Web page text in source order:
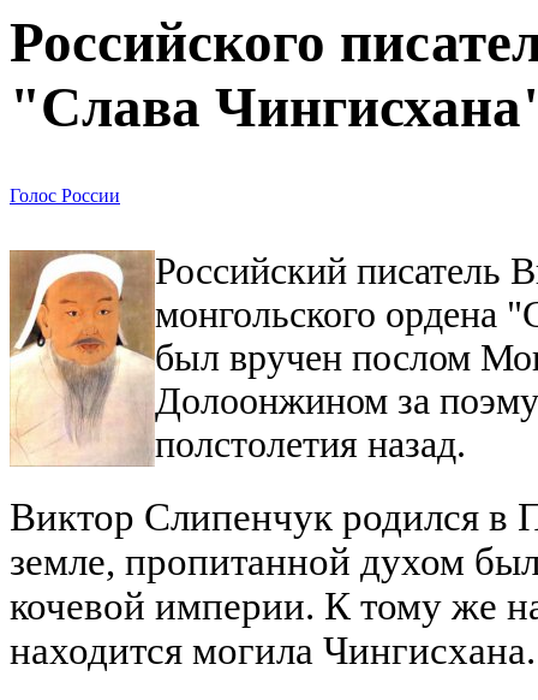
Российского
"Слава
Голос России
Российский писатель
монгольского ордена
был вручен послом
Долоонжином за
полстолетия назад.
Виктор Слипенчук родился в
земле, пропитанной духом
кочевой империи. К тому же
находится могила Чингисхана.